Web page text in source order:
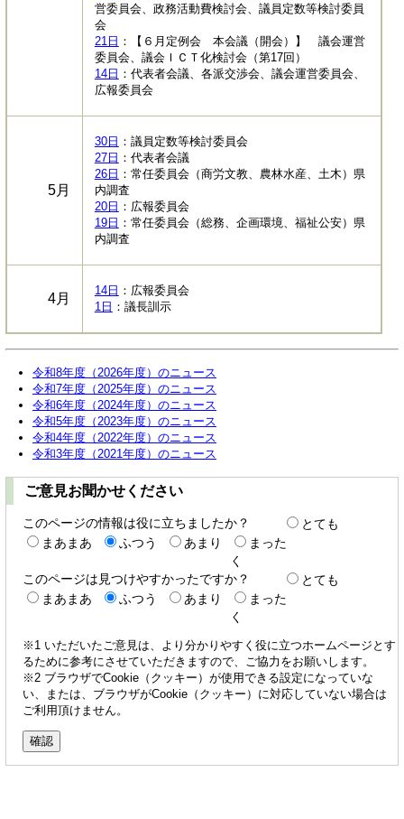
営委員会、政務活動費検討会、議員定数等検討委員
会
21日 ：【６月定例会 本会議（開会）】 議会運営
委員会、議会ＩＣＴ化検討会（第17回）
14日 ：代表者会議、各派交渉会、議会運営委員会、
広報委員会
5月
30日 ：議員定数等検討委員会
27日 ：代表者会議
26日 ：常任委員会（商労文教、農林水産、土木）県
内調査
20日 ：広報委員会
19日 ：常任委員会（総務、企画環境、福祉公安）県
内調査
4月
14日 ：広報委員会
1日 ：議長訓示
令和8年度（2026年度）のニュース
令和7年度（2025年度）のニュース
令和6年度（2024年度）のニュース
令和5年度（2023年度）のニュース
令和4年度（2022年度）のニュース
令和3年度（2021年度）のニュース
ご意見お聞かせください
このページの情報は役に立ちましたか？
とても
まあまあ
ふつう あまり
まった
く
このページは見つけやすかったですか？
とても
まあまあ
ふつう あまり
まった
く
※1 いただいたご意見は、より分かりやすく役に立つホームページとす
るために参考にさせていただきますので、ご協力をお願いします。
※2 ブラウザでCookie（クッキー）が使用できる設定になっていな
い、または、ブラウザがCookie（クッキー）に対応していない場合は
ご利用頂けません。